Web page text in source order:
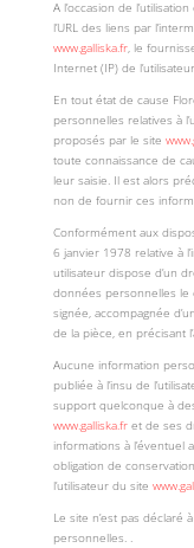
A l’occasion de
l’URL des liens par
www.galliska.fr, le
Internet (IP) de
En tout état de cause
personnelles relatives à
proposés par le site
toute connaissance de
leur saisie. Il est alors
non de fournir ces
Conformément aux
6 janvier 1978 relative à
utilisateur dispose d’un
données personnelles le
signée, accompagnée
de la pièce, en précisant
Aucune information
publiée à l’insu de
support quelconque à
www.galliska.fret de ses
informations à
obligation de
l’utilisateur du site
Le site n’est pas déclaré
personnelles. .